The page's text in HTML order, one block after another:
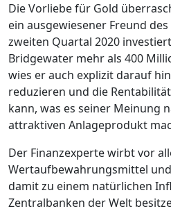
Die Vorliebe für Gold
ein ausgewiesener Freund
zweiten Quartal 2020
Bridgewater mehr als 400
wies er auch explizit darauf
reduzieren und die
kann, was es seiner Meinung
attraktiven Anlageprodukt
Der Finanzexperte wirbt vor
Wertaufbewahrungsmittel
damit zu einem natürlichen
Zentralbanken der Welt